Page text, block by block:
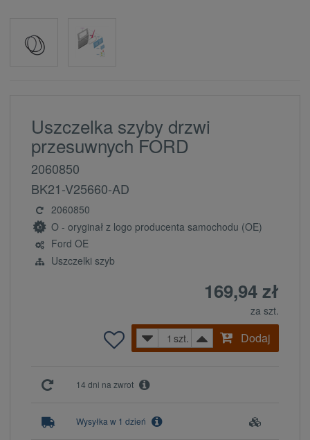
Uszczelka szyby drzwi
przesuwnych FORD
2060850
BK21-V25660-AD
2060850
O - oryginał z logo producenta samochodu (OE)
Ford OE
Uszczelki szyb
169,94 zł
za szt.
szt.
Dodaj
14 dni na zwrot
Wysyłka w 1 dzień